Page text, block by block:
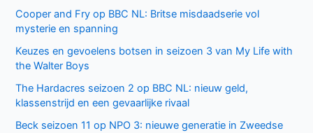
Cooper and Fry op BBC NL: Britse misdaadserie vol
mysterie en spanning
Keuzes en gevoelens botsen in seizoen 3 van My Life with
the Walter Boys
The Hardacres seizoen 2 op BBC NL: nieuw geld,
klassenstrijd en een gevaarlijke rivaal
Beck seizoen 11 op NPO 3: nieuwe generatie in Zweedse